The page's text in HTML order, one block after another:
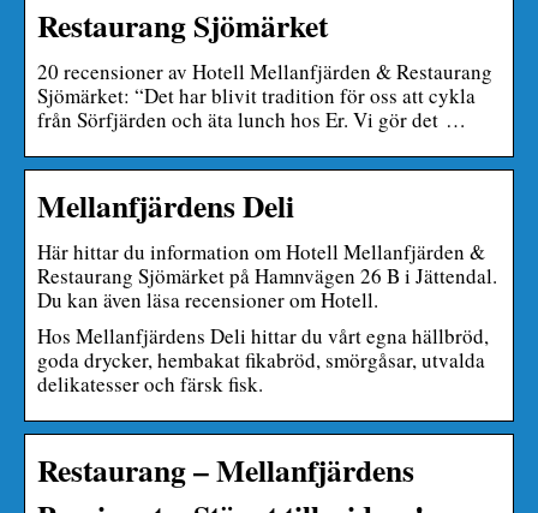
Restaurang Sjömärket
20 recensioner av Hotell Mellanfjärden & Restaurang
Sjömärket: “Det har blivit tradition för oss att cykla
från Sörfjärden och äta lunch hos Er. Vi gör det …
Mellanfjärdens Deli
Här hittar du information om Hotell Mellanfjärden &
Restaurang Sjömärket på Hamnvägen 26 B i Jättendal.
Du kan även läsa recensioner om Hotell.
Hos Mellanfjärdens Deli hittar du vårt egna hällbröd,
goda drycker, hembakat fikabröd, smörgåsar, utvalda
delikatesser och färsk fisk.
Restaurang – Mellanfjärdens